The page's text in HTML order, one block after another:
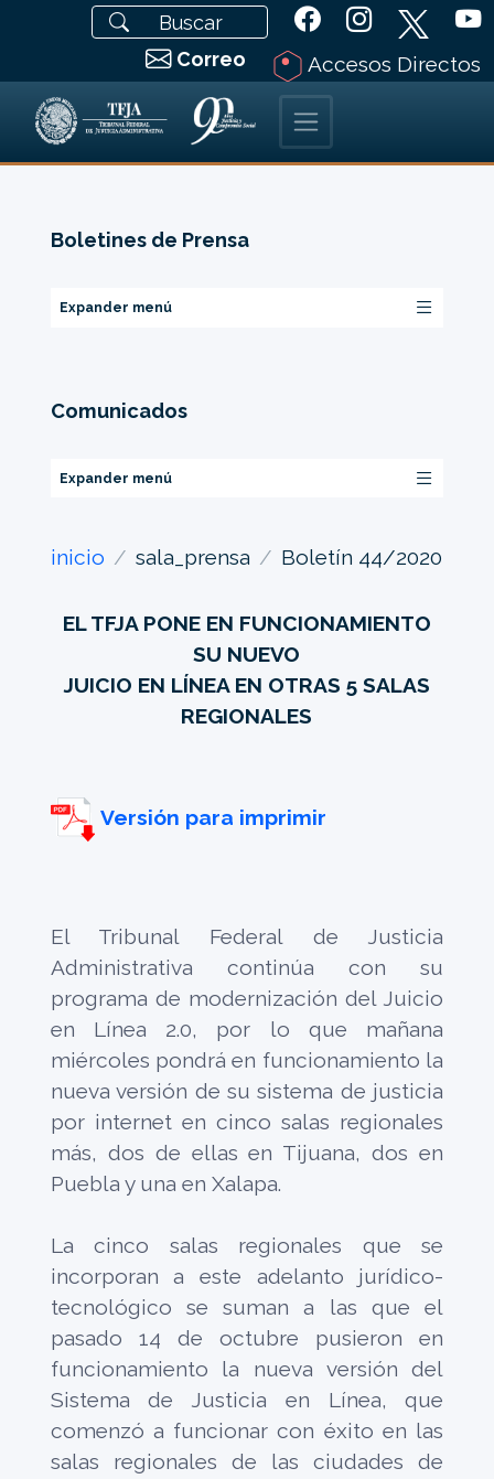
Correo Accesos Directos
Boletines de Prensa
Expander menú
Comunicados
Expander menú
inicio sala_prensa Boletín 44/2020
EL TFJA PONE EN FUNCIONAMIENTO
SU NUEVO
JUICIO EN LÍNEA EN OTRAS 5 SALAS
REGIONALES
Versión para imprimir
El Tribunal Federal de Justicia
Administrativa continúa con su
programa de modernización del Juicio
en Línea 2.0, por lo que mañana
miércoles pondrá en funcionamiento la
nueva versión de su sistema de justicia
por internet en cinco salas regionales
más, dos de ellas en Tijuana, dos en
Puebla y una en Xalapa.
La cinco salas regionales que se
incorporan a este adelanto jurídico-
tecnológico se suman a las que el
pasado 14 de octubre pusieron en
funcionamiento la nueva versión del
Sistema de Justicia en Línea, que
comenzó a funcionar con éxito en las
salas regionales de las ciudades de